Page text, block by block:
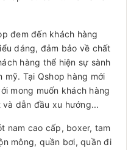
đem đến khách hàng
dáng, đảm bảo về chất
hàng thể hiện sự sành
Tại Qshop hàng mới
mong muốn khách hàng
dẫn đầu xu hướng...
nam cao cấp, boxer, tam
mông, quần bơi, quần đi